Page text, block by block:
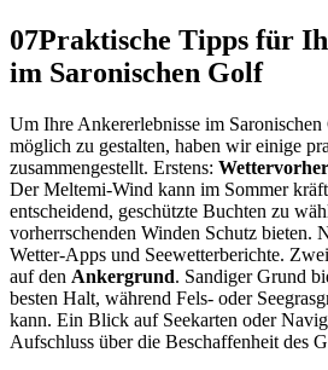
07Praktische Tipps für
im Saronischen Golf
Um Ihre Ankererlebnisse im
möglich zu gestalten, haben wir einige
zusammengestellt. Erstens:
Der Meltemi-Wind kann im Sommer
entscheidend, geschützte Buchten zu
vorherrschenden Winden Schutz bieten.
Wetter-Apps und Seewetterberichte.
auf den Ankergrund. Sandiger Grund
besten Halt, während Fels- oder
kann. Ein Blick auf Seekarten oder
Aufschluss über die Beschaffenheit des